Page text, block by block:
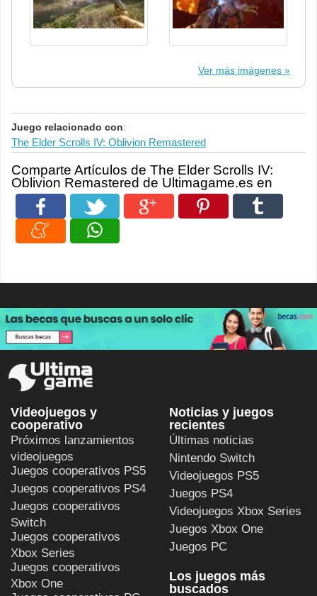
Ver más imágenes
Juego relacionado con:
The Elder Scrolls IV: Oblivion Remastered
Comparte Artículos de The Elder Scrolls IV:
Oblivion Remastered de Ultimagame.es en
Videojuegos y
cooperativo
Próximos lanzamientos
videojuegos
Juegos cooperativos PS5
Juegos cooperativos PS4
Juegos cooperativos
Switch
Juegos cooperativos
Xbox Series
Juegos cooperativos
Xbox One
Noticias y juegos
recientes
Últimas noticias
Nintendo Switch
Videojuegos PS5
Juegos PS4
Videojuegos Xbox Series
Juegos Xbox One
Juegos PC
Los juegos más
buscados